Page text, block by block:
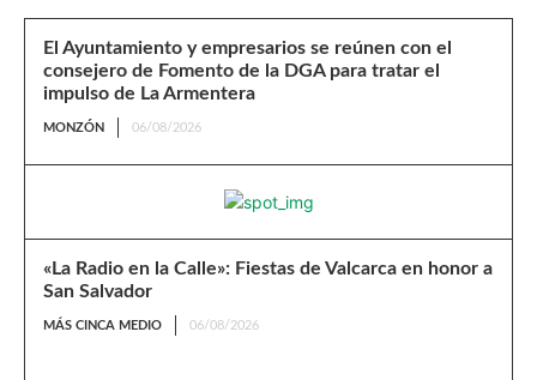
El Ayuntamiento y empresarios se reúnen con el
consejero de Fomento de la DGA para tratar el
impulso de La Armentera
MONZÓN 06/08/2026
«La Radio en la Calle»: Fiestas de Valcarca en honor a
San Salvador
MÁS CINCA MEDIO 06/08/2026